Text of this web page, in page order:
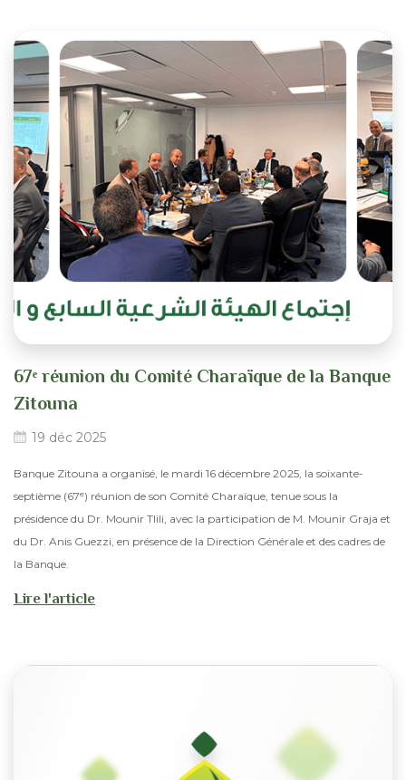
67ᵉ réunion du Comité Charaïque de la Banque
Zitouna
19 déc 2025
Banque Zitouna a organisé, le mardi 16 décembre 2025, la soixante-
septième (67ᵉ) réunion de son Comité Charaïque, tenue sous la
présidence du Dr. Mounir Tlili, avec la participation de M. Mounir Graja et
du Dr. Anis Guezzi, en présence de la Direction Générale et des cadres de
la Banque.
Lire l'article